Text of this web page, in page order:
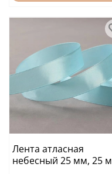
Лента атласная
небесный 25 мм, 25 м